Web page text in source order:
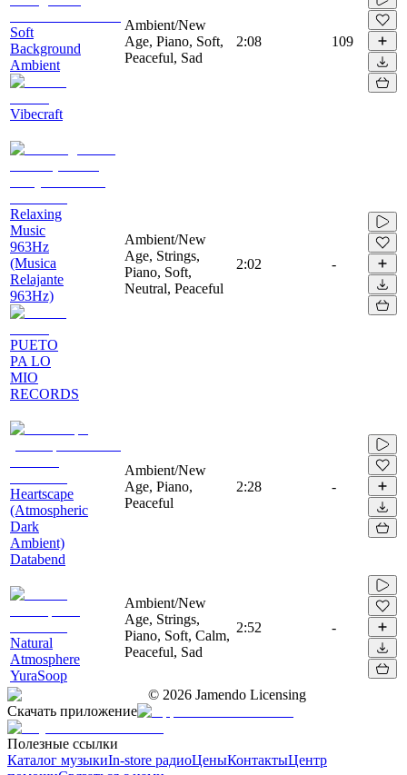
Soft
Background
Ambient
Vibecraft
Ambient/New
Age, Piano, Soft,
Peaceful, Sad
2:08 109
Relaxing
Music
963Hz
(Musica
Relajante
963Hz)
PUETO
PA LO
MIO
RECORDS
Ambient/New
Age, Strings,
Piano, Soft,
Neutral, Peaceful
2:02 -
Heartscape
(Atmospheric
Dark
Ambient)
Databend
Ambient/New
Age, Piano,
Peaceful
2:28 -
Natural
Atmosphere
YuraSoop
Ambient/New
Age, Strings,
Piano, Soft, Calm,
Peaceful, Sad
2:52 -
© 2026 Jamendo Licensing
Скачать приложение
Полезные ссылки
Каталог музыкиIn-store радиоЦеныКонтактыЦентр